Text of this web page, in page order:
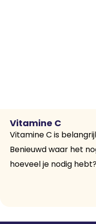
Vitamine C
Vitamine C is
Benieuwd waar het
hoeveel je nodig